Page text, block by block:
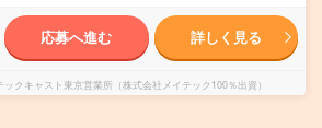
応募へ進む 詳しく見る
クキャスト東京営業所（株式会社メイテック100％出資）